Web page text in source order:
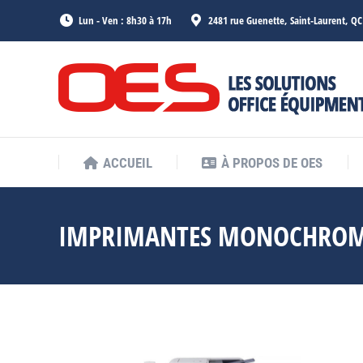
Lun - Ven : 8h30 à 17h 2481 rue Guenette, Saint-Laurent, QC
ACCUEIL À PROPOS DE OES
IMPRIMANTES
ACCUEIL À PROPOS DE OES